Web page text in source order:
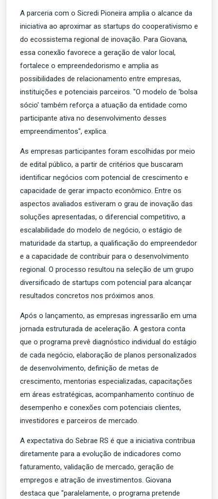
A parceria com o Sicredi Pioneira amplia o alcance da
iniciativa ao aproximar as startups do cooperativismo e
do ecossistema regional de inovação. Para Giovana,
essa conexão favorece a geração de valor local,
fortalece o empreendedorismo e amplia as
possibilidades de relacionamento entre empresas,
instituições e potenciais parceiros. "O modelo de 'bolsa
sócio' também reforça a atuação da entidade como
participante ativa no desenvolvimento desses
empreendimentos", explica.
As empresas participantes foram escolhidas por meio
de edital público, a partir de critérios que buscaram
identificar negócios com potencial de crescimento e
capacidade de gerar impacto econômico. Entre os
aspectos avaliados estiveram o grau de inovação das
soluções apresentadas, o diferencial competitivo, a
escalabilidade do modelo de negócio, o estágio de
maturidade da startup, a qualificação do empreendedor
e a capacidade de contribuir para o desenvolvimento
regional. O processo resultou na seleção de um grupo
diversificado de startups com potencial para alcançar
resultados concretos nos próximos anos.
Após o lançamento, as empresas ingressarão em uma
jornada estruturada de aceleração. A gestora conta
que o programa prevê diagnóstico individual do estágio
de cada negócio, elaboração de planos personalizados
de desenvolvimento, definição de metas de
crescimento, mentorias especializadas, capacitações
em áreas estratégicas, acompanhamento contínuo de
desempenho e conexões com potenciais clientes,
investidores e parceiros de mercado.
A expectativa do Sebrae RS é que a iniciativa contribua
diretamente para a evolução de indicadores como
faturamento, validação de mercado, geração de
empregos e atração de investimentos. Giovana
destaca que "paralelamente, o programa pretende